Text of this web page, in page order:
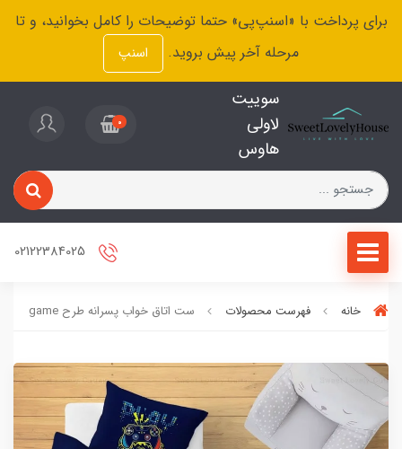
برای پرداخت با «اسنپ‌پی» حتما توضیحات را کامل بخوانید، و تا
مرحله آخر پیش بروید.
اسنپ
سوییت
لاولی
هاوس
0
خانه فهرست محصولات ست اتاق خواب پسرانه طرح game